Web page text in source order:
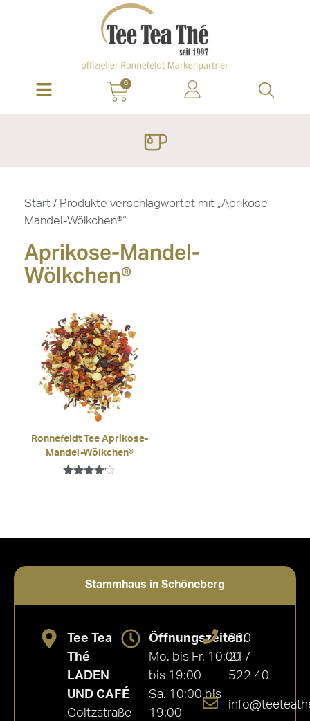
0
Start / Produkte verschlagwortet mit „Aprikose-
Mandel-Wölkchen®“
Aprikose-Mandel-
Wölkchen®
Ronnefeldt Tee Aprikose-
Mandel-Wölkchen®
Stammhaus in Schöneberg
Tee Tea
Thé
LADEN
UND CAFÉ
Goltzstraße
Öffnungszeiten:
Mo. bis Fr. 10:00
bis 19:00
Sa. 10:00 bis
19:00
030
217
522 40